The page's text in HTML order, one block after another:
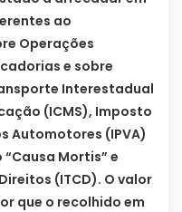
ao
Operações
e sobre
Interestadual
(ICMS), Imposto
Automotores (IPVA)
Mortis” e
(ITCD). O valor
que o recolhido em